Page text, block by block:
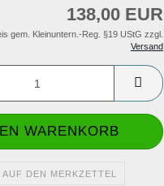
138,00 EUR
gem. Kleinuntern.-Reg. §19 UStG zzgl.
Versand
AUF DEN MERKZETTEL